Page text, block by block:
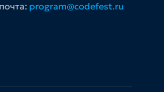
program@codefest.ru